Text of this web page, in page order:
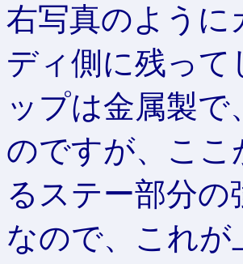
右写真のように
ディ側に残っ
ップは金属製
のですが、こ
るステー部分
なので、これ